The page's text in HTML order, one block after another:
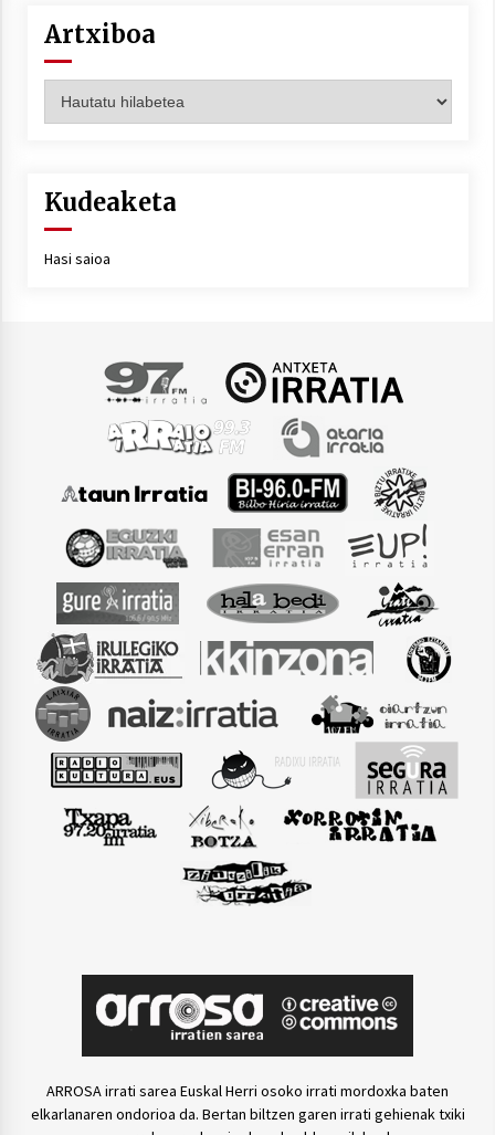
Artxiboa
Kudeaketa
Hasi saioa
ARROSA irrati sarea Euskal Herri osoko irrati mordoxka baten
elkarlanaren ondorioa da. Bertan biltzen garen irrati gehienak txiki